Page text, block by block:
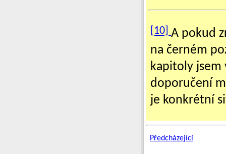
[10] A pokud
na černém
kapitoly jsem
doporučení
je konkrétní
Předcházející